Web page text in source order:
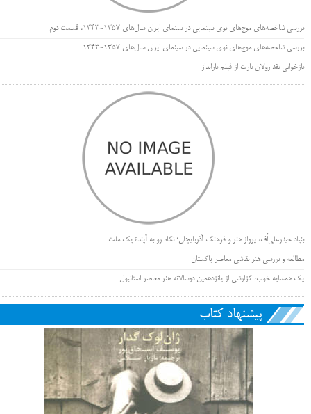
بررسی شاخصه‌های موج‌های نوی سینمایی در سینمای ایران سال‌های 1357-1343، قسمت دوم
بررسی شاخصه‌های موج‌های نوی سینمایی در سینمای ایران سال‌های 1357-1343
بازخوانی نقد رولان بارت از فیلم بارانداز
بنیاد حیدرعلی‌اُف، پرواز هنر و فرهنگ آذربایجان؛ نگاه رو به آیندۀ یک ملت
مطالعه و بررسی هنر نقاشی معاصر پاکستان
یک همسایه خوب، گزارشی از پانزدهمین دوسالانه هنر معاصر استانبول
پیشنهاد کتاب